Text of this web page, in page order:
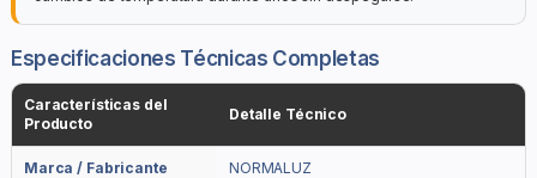
Especificaciones Técnicas Completas
Características del
Producto
Detalle Técnico
Marca / Fabricante NORMALUZ